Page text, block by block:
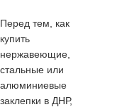
Перед тем, как
купить
нержавеющие,
стальные или
алюминиевые
заклепки в ДНР,